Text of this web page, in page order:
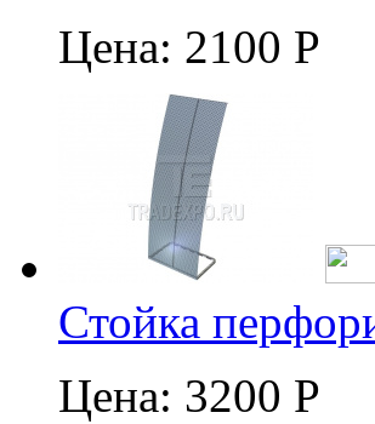
Цена: 2100 Р
Стойка
Цена: 3200 Р